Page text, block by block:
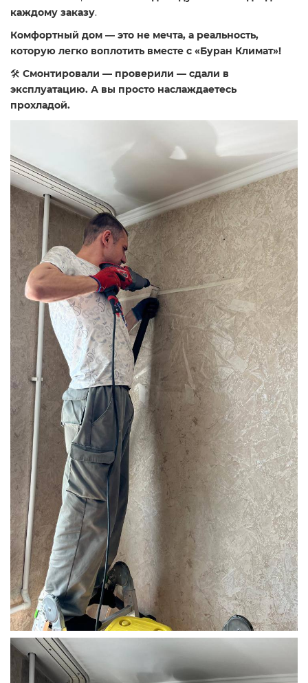
каждому заказу.
Комфортный дом — это не мечта, а реальность,
которую легко воплотить вместе с «Буран Климат»!
🛠 Смонтировали — проверили — сдали в
эксплуатацию. А вы просто наслаждаетесь
прохладой.